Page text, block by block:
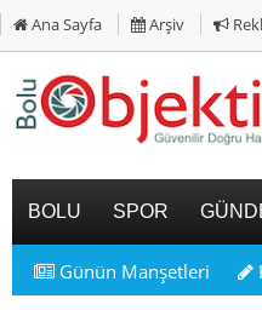
Ana Sayfa Arşiv
BOLU SPOR
Günün Manşetleri